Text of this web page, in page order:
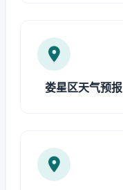
娄星区天气预报